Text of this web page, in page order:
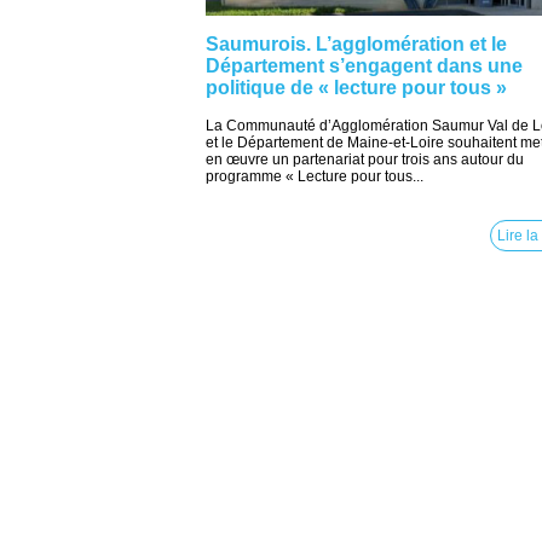
Saumurois. L’agglomération et le
Département s’engagent dans une
politique de « lecture pour tous »
La Communauté d’Agglomération Saumur Val de
et le Département de Maine-et-Loire souhaitent
en œuvre un partenariat pour trois ans autour du
programme « Lecture pour tous...
Lire la